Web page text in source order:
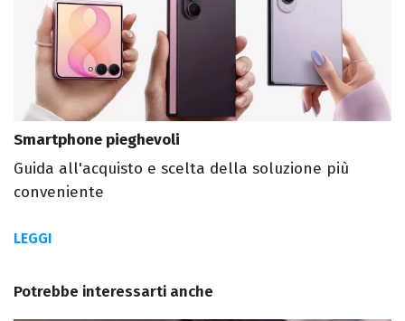
Smartphone pieghevoli
Guida all'acquisto e scelta della soluzione più
conveniente
LEGGI
Potrebbe interessarti anche